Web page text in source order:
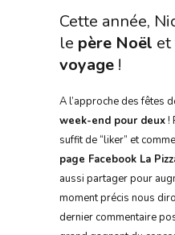
Cette année,
le père Noël et
voyage !
A l’approche des fêtes
week-end pour deux!
suffit de “liker” et
page Facebook La
aussi partager pour
moment précis nous
dernier commentaire